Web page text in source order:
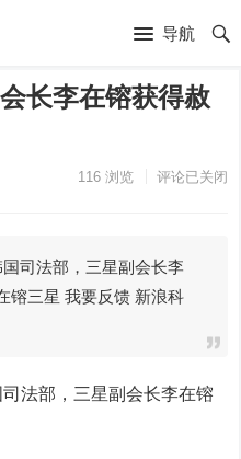
导航
长李在镕获得赦
116浏览 评论已关闭
司法部，三星副会长李
镕三星 我要反馈 新浪科
法部，三星副会长李在镕